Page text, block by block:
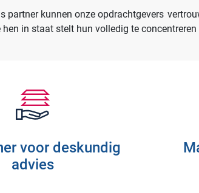
partner kunnen onze opdrachtgevers
in staat stelt hun volledig te
voor deskundig
advies